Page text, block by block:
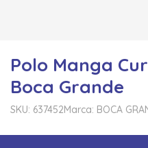
Polo Manga
Boca Grande
SKU: 637452Marca: BOCA